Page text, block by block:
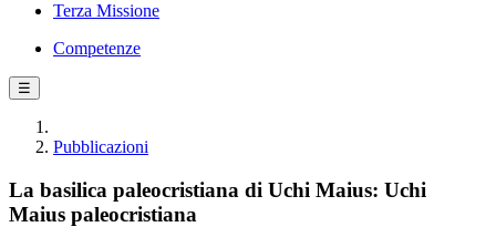
Terza Missione
Competenze
☰
Pubblicazioni
La basilica paleocristiana di Uchi Maius: Uchi
Maius paleocristiana